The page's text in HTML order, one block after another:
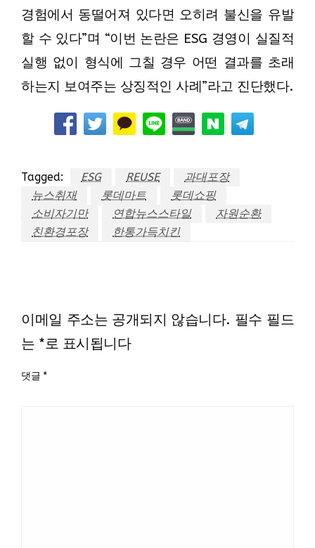
경험에서 동떨어져 있다면 오히려 불신을 유발
할 수 있다”며 “이번 논란은 ESG 경영이 실질적
실행 없이 형식에 그칠 경우 어떤 결과를 초래
하는지 보여주는 상징적인 사례”라고 진단했다.
Tagged: ESG REUSE
과대포장
뉴스취재
롯데마트
롯데쇼핑
소비자기만
연합뉴스스타일
자원순환
친환경포장
한통가득치킨
이메일 주소는 공개되지 않습니다. 필수 필드
는 *로 표시됩니다
댓글 *